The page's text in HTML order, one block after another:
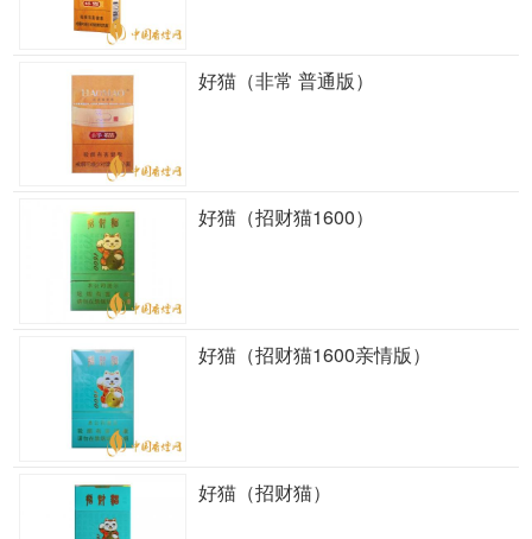
好猫（非常 普通版）
好猫（招财猫1600）
好猫（招财猫1600亲情版）
好猫（招财猫）